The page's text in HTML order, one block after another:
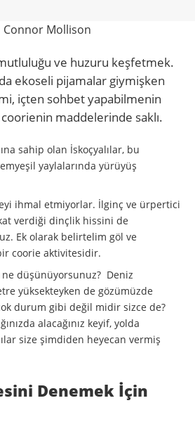
Connor Mollison
ve huzuru keşfetmek.
ekoseli pijamalar giymişken
içten sohbet yapabilmenin
maddelerinde saklı.
sahip olan İskoçyalılar, bu
yaylalarında yürüyüş
ihmal etmiyorlar. İlginç ve ürpertici
verdiği dinçlik hissini de
Ek olarak belirtelim göl ve
coorie aktivitesidir.
ne düşünüyorsunuz? Deniz
yüksekteyken de gözümüzde
durum gibi değil midir sizce de?
alacağınız keyif, yolda
size şimdiden heyecan vermiş
Denemek İçin